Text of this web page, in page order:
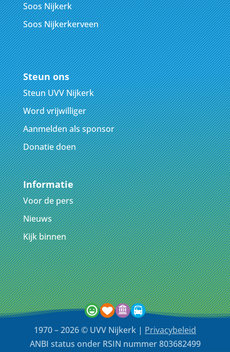
Soos Nijkerk
Soos Nijkerkerveen
Steun ons
Steun UVV Nijkerk
Word vrijwilliger
Aanmelden als sponsor
Donatie doen
Informatie
Voor de pers
Nieuws
Kijk binnen
1970 – 2026 © UVV Nijkerk | Privacybeleid
ANBI status onder RSIN nummer 803682499